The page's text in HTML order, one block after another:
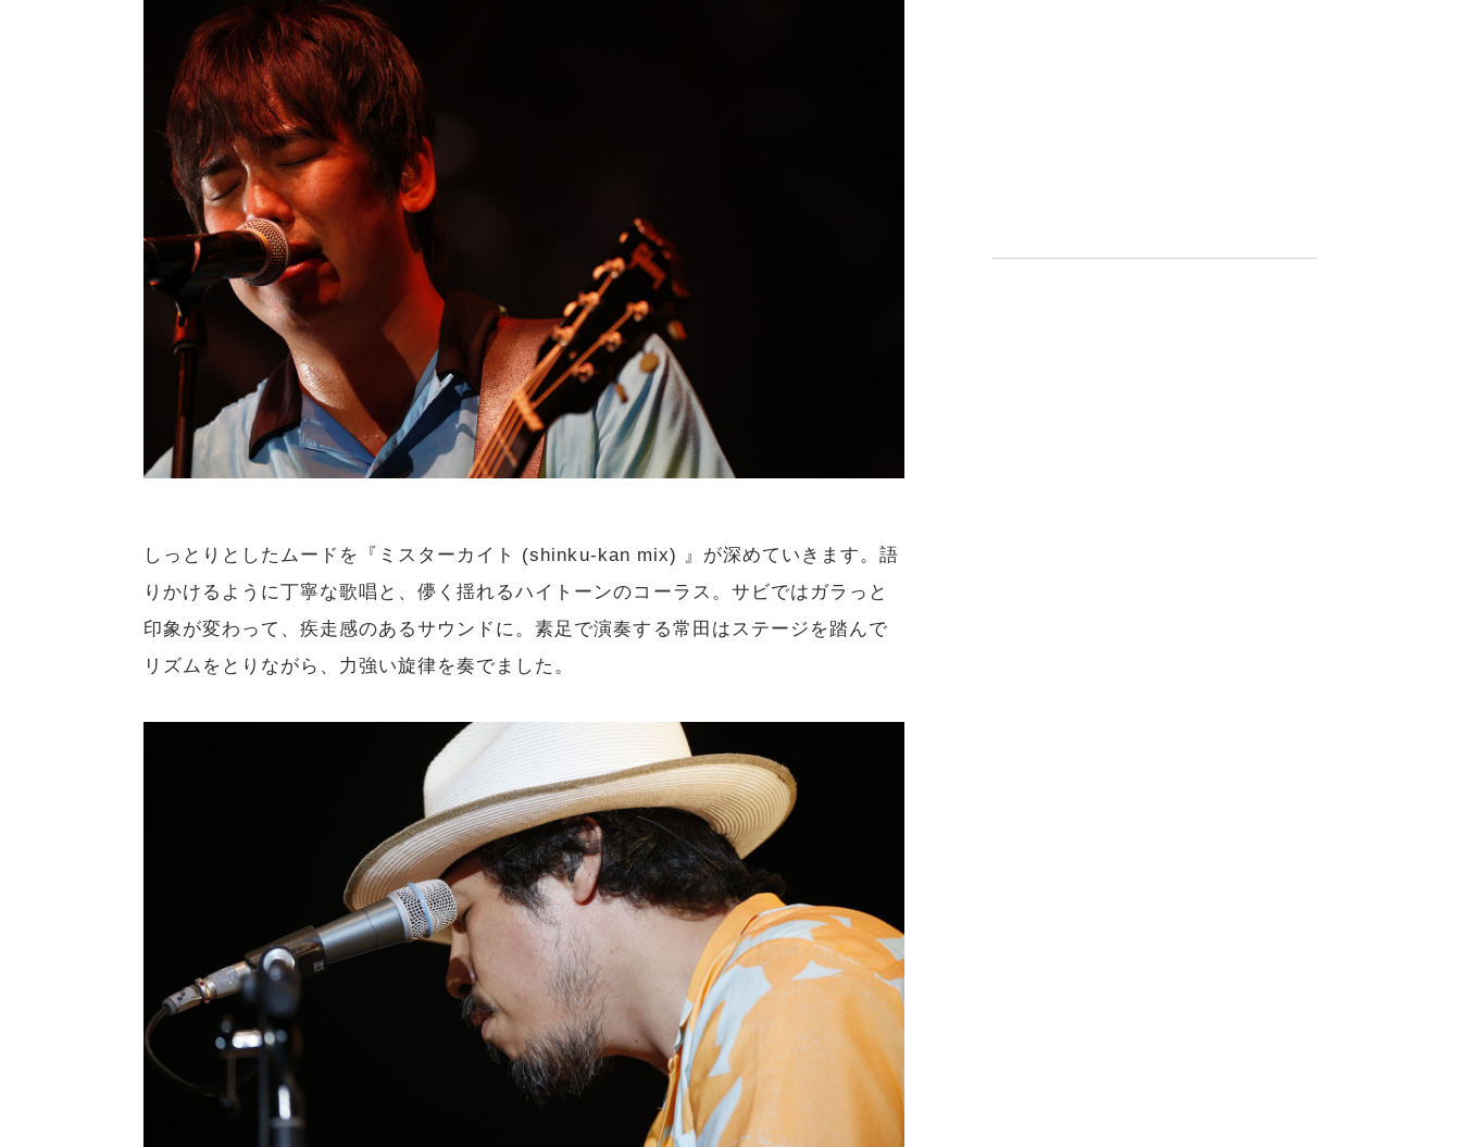
しっとりとしたムードを『ミスターカイト (shinku-kan mix) 』が深めていきます。語
りかけるように丁寧な歌唱と、儚く揺れるハイトーンのコーラス。サビではガラっと
印象が変わって、疾走感のあるサウンドに。素足で演奏する常田はステージを踏んで
リズムをとりながら、力強い旋律を奏でました。